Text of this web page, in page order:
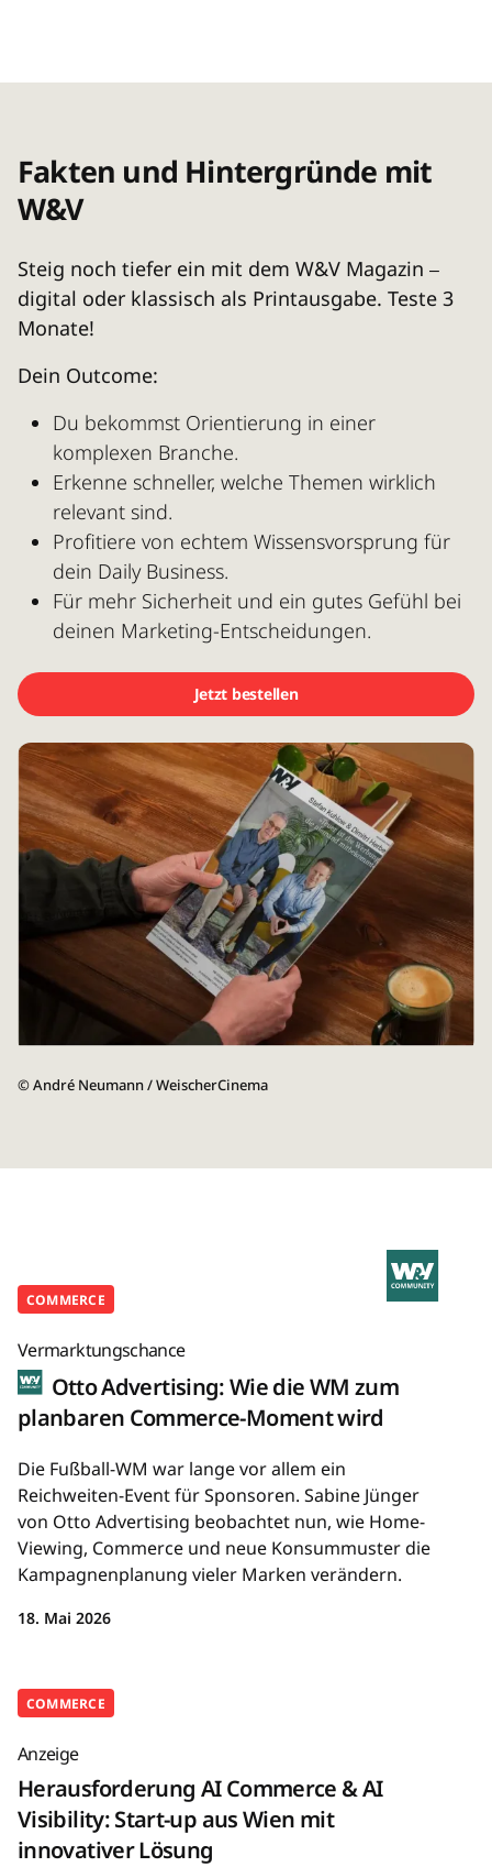
©André Neumann / WeischerCinema
Fakten und Hintergründe mit
W&V
Steig noch tiefer ein mit dem W&V Magazin –
digital oder klassisch als Printausgabe. Teste 3
Monate!
Dein Outcome:
Du bekommst Orientierung in einer
komplexen Branche.
Erkenne schneller, welche Themen wirklich
relevant sind.
Profitiere von echtem Wissensvorsprung für
dein Daily Business.
Für mehr Sicherheit und ein gutes Gefühl bei
deinen Marketing-Entscheidungen.
Jetzt bestellen
COMMERCE
Vermarktungschance
Otto Advertising: Wie die WM zum
planbaren Commerce-Moment wird
Die Fußball-WM war lange vor allem ein
Reichweiten-Event für Sponsoren. Sabine Jünger
von Otto Advertising beobachtet nun, wie Home-
Viewing, Commerce und neue Konsummuster die
Kampagnenplanung vieler Marken verändern.
18. Mai 2026
COMMERCE
Anzeige
Herausforderung AI Commerce & AI
Visibility: Start-up aus Wien mit
innovativer Lösung